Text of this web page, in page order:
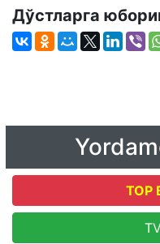
Дўстларга
TOP